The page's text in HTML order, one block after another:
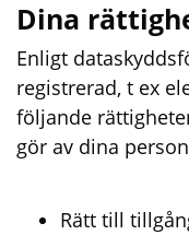
Dina
Enligt
registrerad, t ex
följande
gör av dina
Rätt till